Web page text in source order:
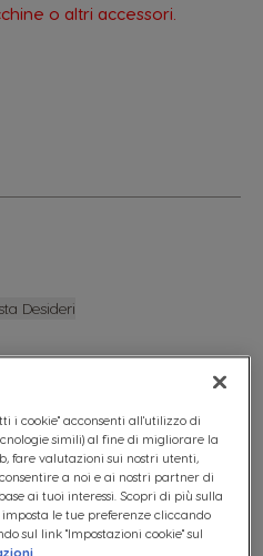
o altri accessori.
Dei Desideri
Desideri
i cookie" acconsenti all'utilizzo di
simili) al fine di migliorare la
fare valutazioni sui nostri utenti,
a noi e ai nostri partner di
ai tuoi interessi. Scopri di più sulla
le tue preferenze cliccando
sul link "Impostazioni cookie" sul